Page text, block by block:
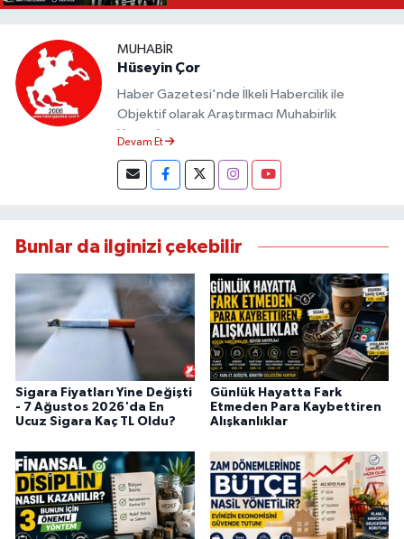
MUHABIR
Hüseyin Çor
Haber Gazetesi'nde İlkeli Habercilik ile
Objektif olarak Araştırmacı Muhabirlik
Yapmaktayım.
Devam Et
Bunlar da ilginizi çekebilir
Sigara Fiyatları Yine Değişti
- 7 Ağustos 2026'da En
Ucuz Sigara Kaç TL Oldu?
Günlük Hayatta Fark
Etmeden Para Kaybettiren
Alışkanlıklar